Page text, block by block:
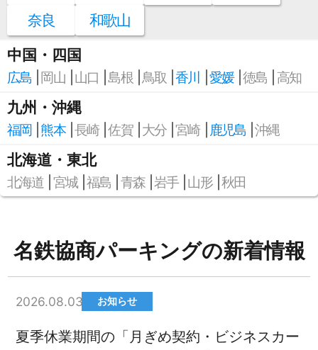
奈良
和歌山
中国・四国
広島 岡山 山口 島根 鳥取 香川 愛媛 徳島 高知
九州・沖縄
福岡 熊本 長崎 佐賀 大分 宮崎 鹿児島 沖縄
北海道・東北
北海道 宮城 福島 青森 岩手 山形 秋田
名鉄協商パーキングの新着情報
2026.08.03 お知らせ
夏季休業期間の「月ぎめ契約・ビジネスカー